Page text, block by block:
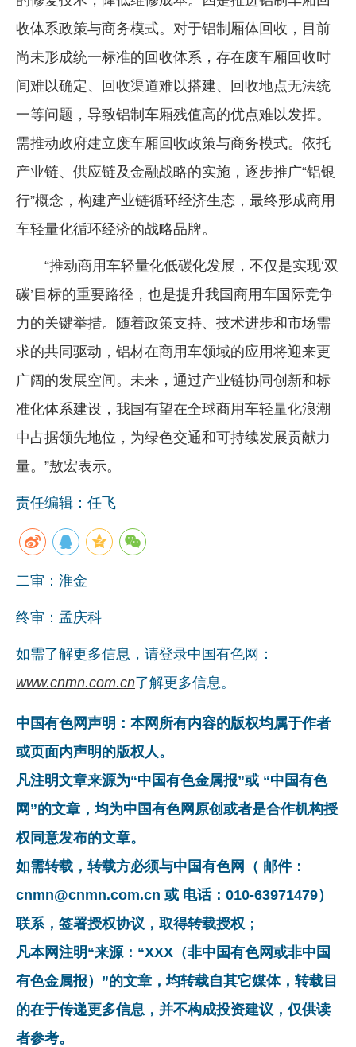
收体系政策与商务模式。对于铝制厢体回收，目前
尚未形成统一标准的回收体系，存在废车厢回收时
间难以确定、回收渠道难以搭建、回收地点无法统
一等问题，导致铝制车厢残值高的优点难以发挥。
需推动政府建立废车厢回收政策与商务模式。依托
产业链、供应链及金融战略的实施，逐步推广“铝银
行”概念，构建产业链循环经济生态，最终形成商用
车轻量化循环经济的战略品牌。
“推动商用车轻量化低碳化发展，不仅是实现‘双
碳’目标的重要路径，也是提升我国商用车国际竞争
力的关键举措。随着政策支持、技术进步和市场需
求的共同驱动，铝材在商用车领域的应用将迎来更
广阔的发展空间。未来，通过产业链协同创新和标
准化体系建设，我国有望在全球商用车轻量化浪潮
中占据领先地位，为绿色交通和可持续发展贡献力
量。”敖宏表示。
责任编辑：任飞
二审：淮金
终审：孟庆科
如需了解更多信息，请登录中国有色网：
www.cnmn.com.cn了解更多信息。
中国有色网声明：本网所有内容的版权均属于作者
或页面内声明的版权人。
凡注明文章来源为“中国有色金属报”或 “中国有色
网”的文章，均为中国有色网原创或者是合作机构授
权同意发布的文章。
如需转载，转载方必须与中国有色网（ 邮件：
cnmn@cnmn.com.cn 或 电话：010-63971479）
联系，签署授权协议，取得转载授权；
凡本网注明“来源：“XXX（非中国有色网或非中国
有色金属报）”的文章，均转载自其它媒体，转载目
的在于传递更多信息，并不构成投资建议，仅供读
者参考。